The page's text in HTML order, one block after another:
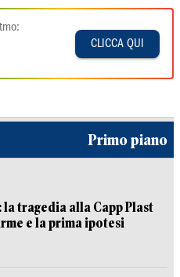
CLICCA QUI
Primo piano
tragedia alla Capp Plast
e la prima ipotesi